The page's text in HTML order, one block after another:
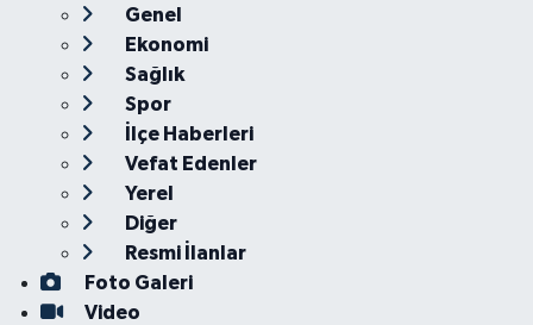
Genel
Ekonomi
Sağlık
Spor
İlçe Haberleri
Vefat Edenler
Yerel
Diğer
Resmi İlanlar
Foto Galeri
Video